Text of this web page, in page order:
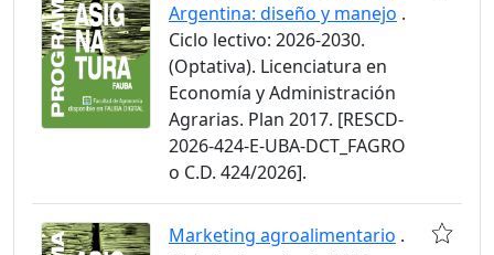
Argentina: diseño y manejo .
Ciclo lectivo: 2026-2030.
(Optativa). Licenciatura en
Economía y Administración
Agrarias. Plan 2017. [RESCD-
2026-424-E-UBA-DCT_FAGRO
o C.D. 424/2026].
Marketing agroalimentario .